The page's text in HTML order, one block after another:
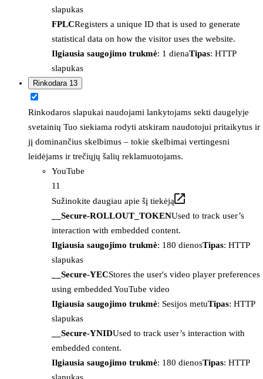
slapukas
FPLCRegisters a unique ID that is used to generate
statistical data on how the visitor uses the website.
Ilgiausia saugojimo trukmė: 1 dienaTipas: HTTP
slapukas
Rinkodara 13
Rinkodaros slapukai naudojami lankytojams sekti daugelyje
svetainių Tuo siekiama rodyti atskiram naudotojui pritaikytus ir
jį dominančius skelbimus – tokie skelbimai vertingesni
leidėjams ir trečiųjų šalių reklamuotojams.
YouTube
11
Sužinokite daugiau apie šį tiekėją
__Secure-ROLLOUT_TOKENUsed to track user’s
interaction with embedded content.
Ilgiausia saugojimo trukmė: 180 dienosTipas: HTTP
slapukas
__Secure-YECStores the user's video player preferences
using embedded YouTube video
Ilgiausia saugojimo trukmė: Sesijos metuTipas: HTTP
slapukas
__Secure-YNIDUsed to track user’s interaction with
embedded content.
Ilgiausia saugojimo trukmė: 180 dienosTipas: HTTP
slapukas